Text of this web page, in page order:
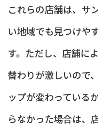
これらの店舗は、サ
い地域でも見つけや
す。ただし、店舗に
替わりが激しいので
ップが変わっている
らなかった場合は、